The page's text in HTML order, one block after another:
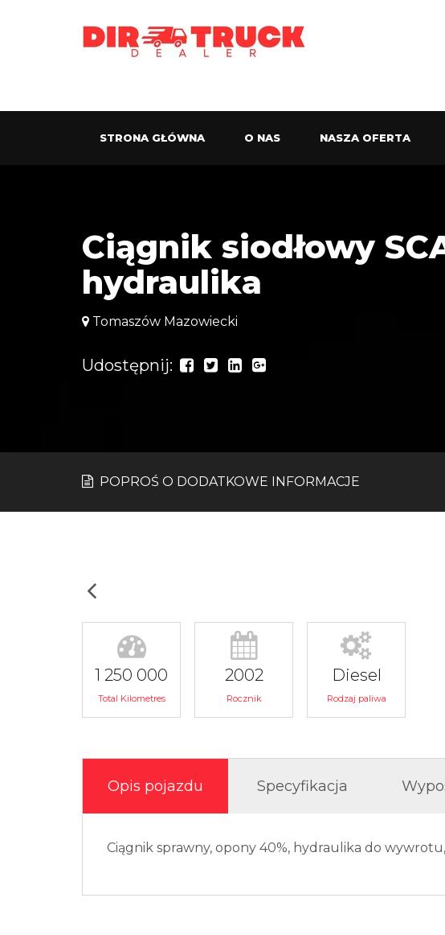
STRONA GŁÓWNA O NAS NASZA OFERTA
Ciągnik siodłowy
hydraulika
Tomaszów Mazowiecki
Udostępnij:
POPROŚ O DODATKOWE INFORMACJE
1 250 000
Total Kilometres
2002
Rocznik
Diesel
Rodzaj paliwa
Opis pojazdu Specyfikacja
Ciągnik sprawny, opony 40%, hydraulika do